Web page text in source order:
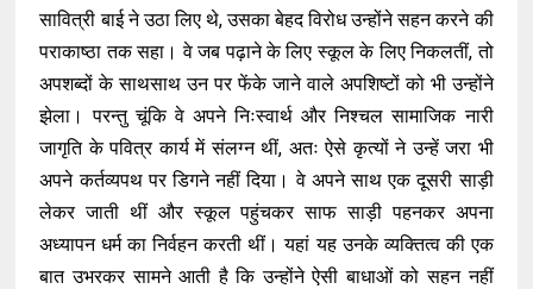
सावित्री बाई ने उठा लिए थे, उसका बेहद विरोध उन्होंने सहन करने की
पराकाष्ठा तक सहा। वे जब पढ़ाने के लिए स्कूल के लिए निकलतीं, तो
अपशब्दों के साथसाथ उन पर फेंके जाने वाले अपशिष्टों को भी उन्होंने
झेला। परन्तु चूंकि वे अपने निःस्वार्थ और निश्चल सामाजिक नारी
जागृति के पवित्र कार्य में संलग्न थीं, अतः ऐसे कृत्यों ने उन्हें जरा भी
अपने कर्तव्यपथ पर डिगने नहीं दिया। वे अपने साथ एक दूसरी साड़ी
लेकर जाती थीं और स्कूल पहुंचकर साफ साड़ी पहनकर अपना
अध्यापन धर्म का निर्वहन करती थीं। यहां यह उनके व्यक्तित्व की एक
बात उभरकर सामने आती है कि उन्होंने ऐसी बाधाओं को सहन नहीं